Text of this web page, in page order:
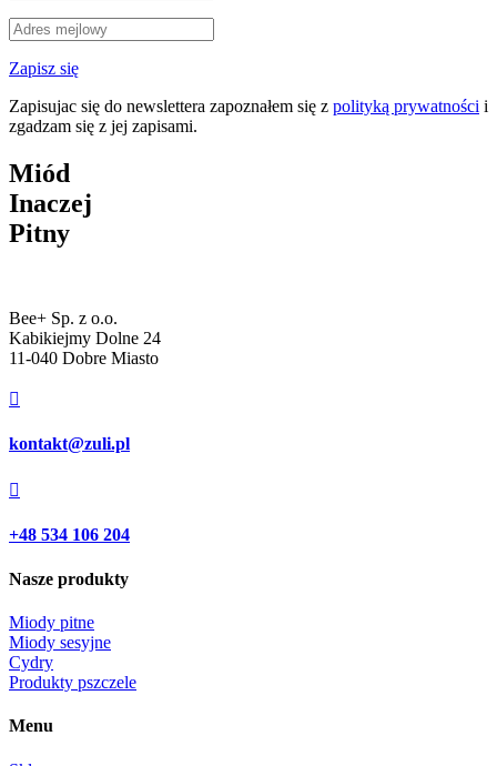
Zapisz się
Zapisujac się do newslettera zapoznałem się z polityką prywatności i
zgadzam się z jej zapisami.
Miód
Inaczej
Pitny
Bee+ Sp. z o.o.
Kabikiejmy Dolne 24
11-040 Dobre Miasto

kontakt@zuli.pl

+48 534 106 204
Nasze produkty
Miody pitne
Miody sesyjne
Cydry
Produkty pszczele
Menu